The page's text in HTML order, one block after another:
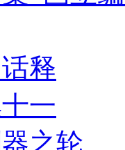
释
一
之轮